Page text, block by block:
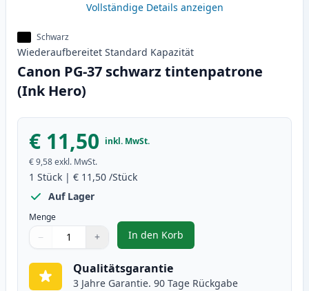
Vollständige Details anzeigen
Schwarz
Wiederaufbereitet Standard Kapazität
Canon PG-37 schwarz tintenpatrone
(Ink Hero)
€ 11,50 inkl. MwSt.
€ 9,58exkl. MwSt.
1 Stück | € 11,50 /Stück
Auf Lager
Menge
Verwenden Sie die Tasten, um anzupassen
− +
1
In den Korb
, Canon PG-37 schwarz
Qualitätsgarantie
3 Jahre Garantie. 90 Tage Rückgabe